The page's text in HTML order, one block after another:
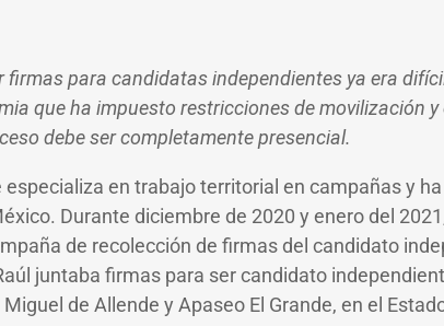
firmas para candidatas independientes ya era
que ha impuesto restricciones de movilización
debe ser completamente presencial.
en trabajo territorial en campañas y
Durante diciembre de 2020 y enero del
de recolección de firmas del candidato
juntaba firmas para ser candidato
de Allende y Apaseo El Grande, en el